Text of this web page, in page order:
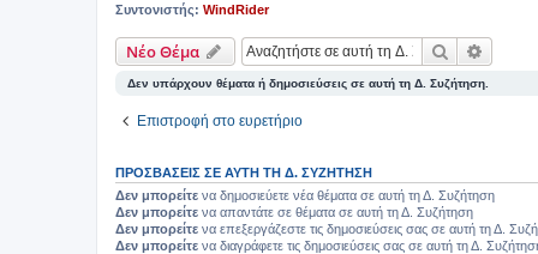
Συντονιστής: WindRider
Νέο Θέμα Αναζήτηση
Δεν υπάρχουν θέματα ή δημοσιεύσεις σε αυτή τη Δ. Συζήτηση.
Επιστροφή στο ευρετήριο
ΠΡΟΣΒΆΣΕΙΣ ΣΕ ΑΥΤΉ ΤΗ Δ. ΣΥΖΉΤΗΣΗ
Δεν μπορείτε να δημοσιεύετε νέα θέματα σε αυτή τη Δ. Συζήτηση
Δεν μπορείτε να απαντάτε σε θέματα σε αυτή τη Δ. Συζήτηση
Δεν μπορείτε να επεξεργάζεστε τις δημοσιεύσεις σας σε αυτή τη Δ.
Δεν μπορείτε να διαγράφετε τις δημοσιεύσεις σας σε αυτή τη Δ.